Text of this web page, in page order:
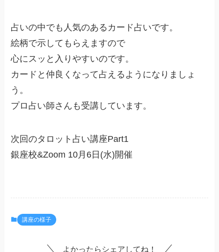
占いの中でも人気のあるカード占いです。
絵柄で示してもらえますので
心にスッと入りやすいのです。
カードと仲良くなって占えるようになりましょ
う。
プロ占い師さんも受講しています。
次回のタロット占い講座Part1
銀座校&Zoom 10月6日(水)開催
講座の様子
よかったらシェアしてね！